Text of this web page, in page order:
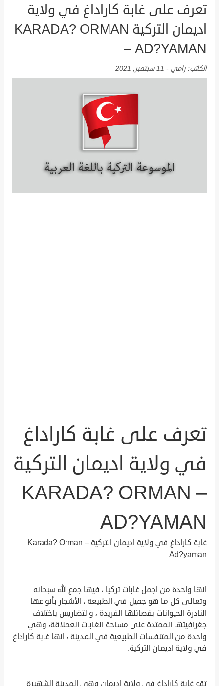
تعرف على غابة كاراداغ في ولاية
اديمان التركية KARADA? ORMAN
– AD?YAMAN
الكاتب: رامي - 11 سبتمبر, 2021
تعرف على غابة كاراداغ
في ولاية اديمان التركية
KARADA? ORMAN –
AD?YAMAN
غابة كاراداغ في ولاية اديمان التركية Karada? Orman –
Ad?yaman
انها واحدة من اجمل غابات تركيا ، فيها جمع الله سبحانه
وتعالى كل ما هو جميل في الطبيعة ، الأشجار بأنواعها
النادرة الحيوانات بفصائلها الفريدة ، والتضاريس باختلاف
جغرافيتها الممتدة على مساحة الغابات العملاقة، وهي
واحدة من المتنفسات الطبيعية في المدينة ، انها غابة كاراداغ
في ولاية اديمان التركية.
تقع غابة كاراداغ في ولاية اديمان وهي المدينة الشهيرة